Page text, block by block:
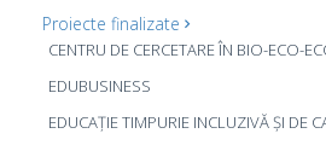
Proiecte finalizate
CENTRU DE CERCETARE ÎN BIO-ECO-
EDUBUSINESS
EDUCAȚIE TIMPURIE INCLUZIVĂ ȘI DE